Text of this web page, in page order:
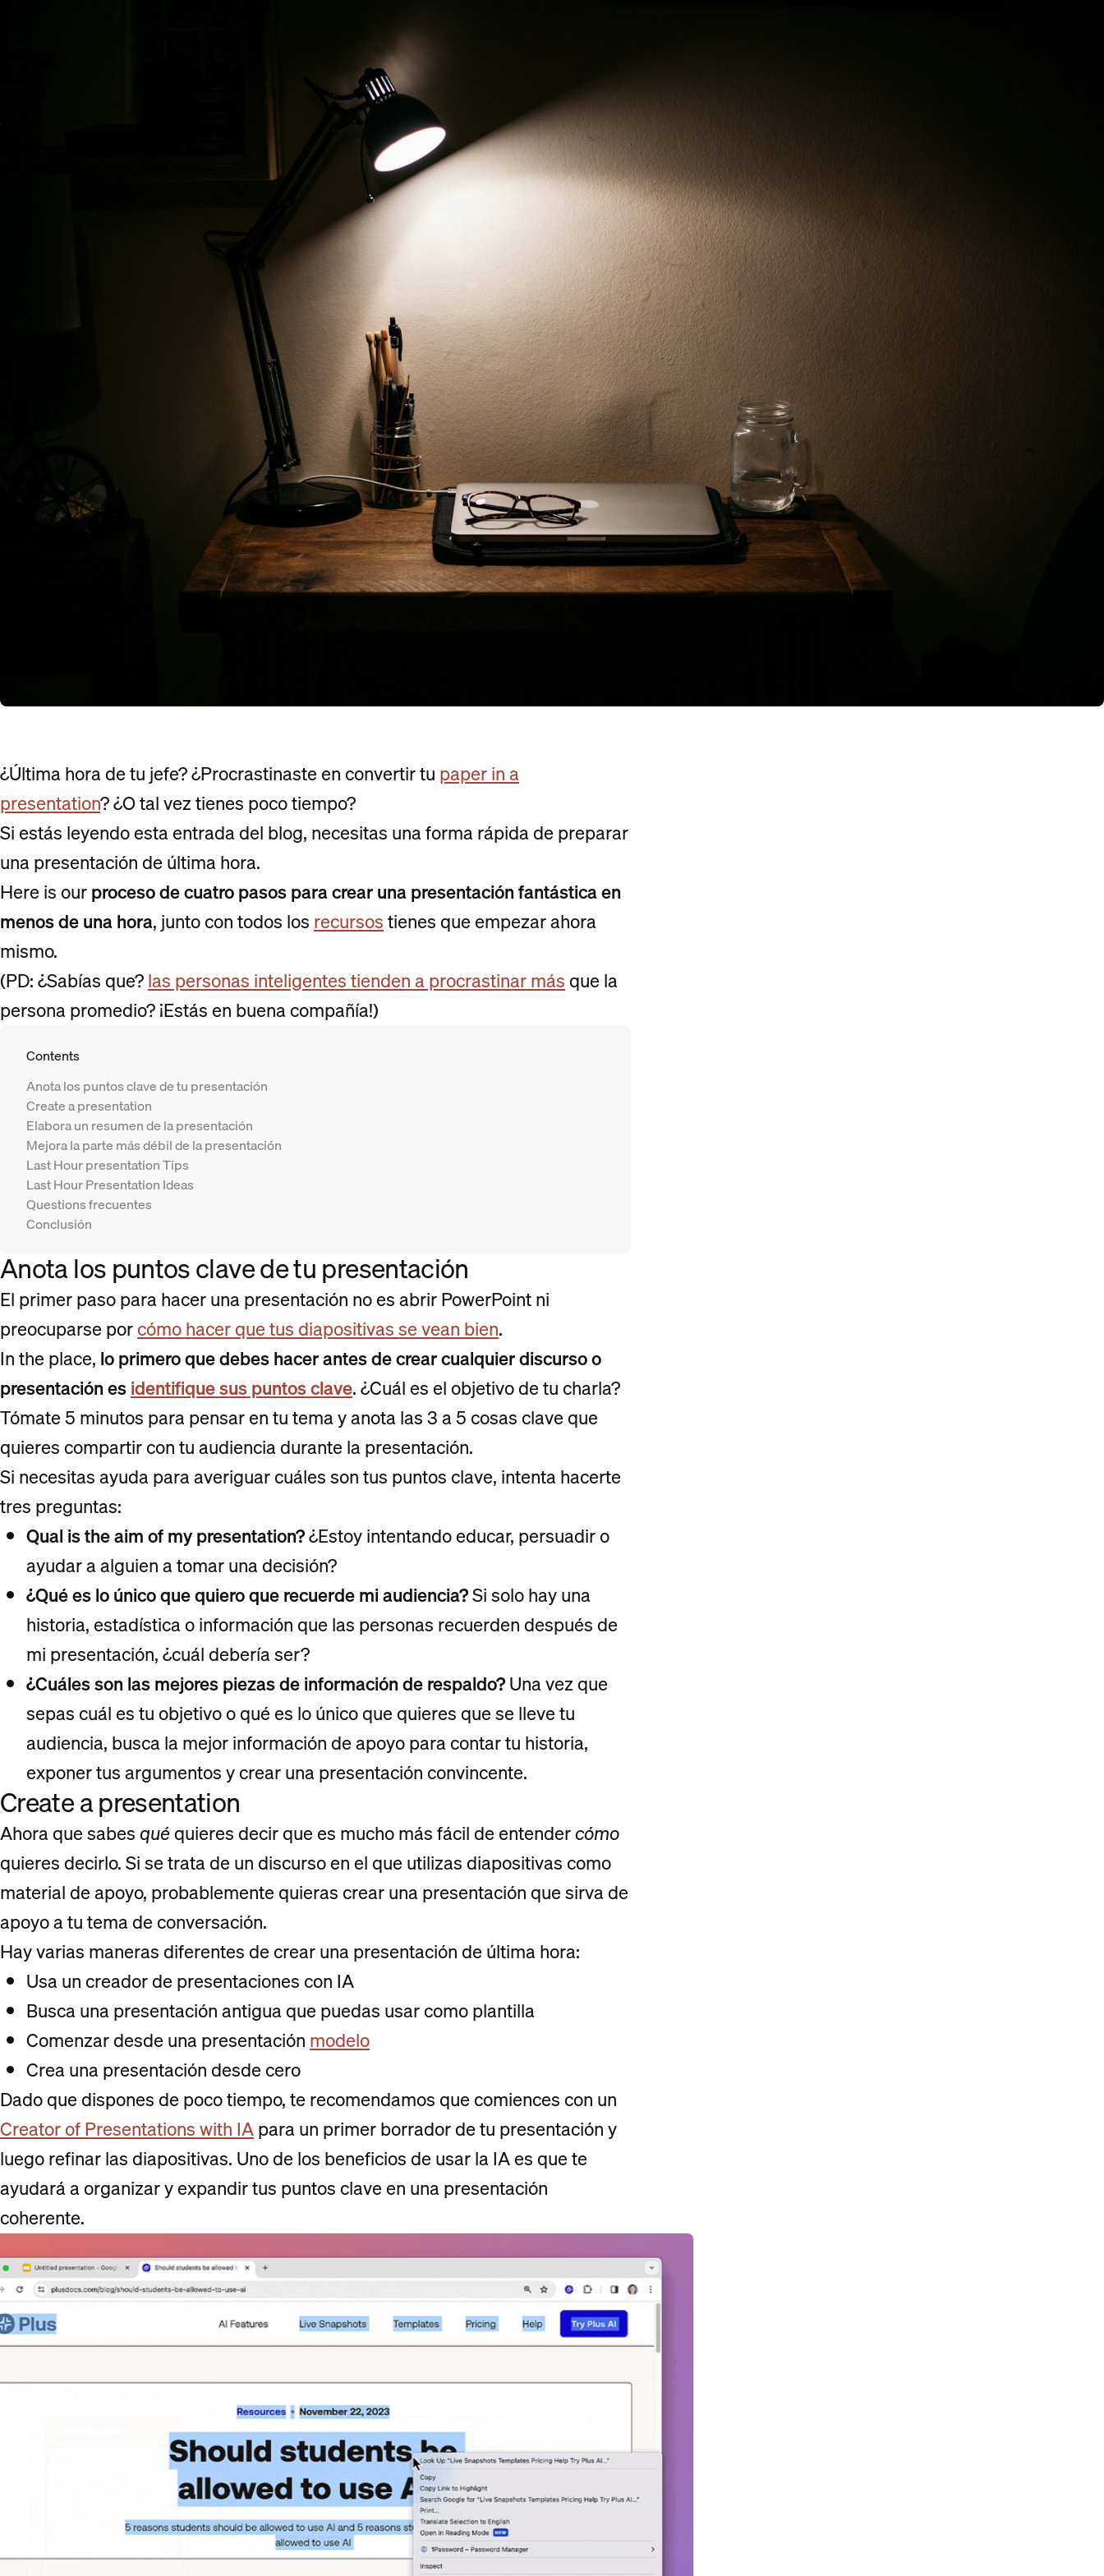
¿Última hora de tu jefe? ¿Procrastinaste en convertir tu paper in a
presentation? ¿O tal vez tienes poco tiempo?
Si estás leyendo esta entrada del blog, necesitas una forma rápida de preparar
una presentación de última hora.
Here is ourproceso de cuatro pasos para crear una presentación fantástica en
menos de una hora, junto con todos los recursostienes que empezar ahora
mismo.
(PD: ¿Sabías que?las personas inteligentes tienden a procrastinar más que la
persona promedio? ¡Estás en buena compañía!)
Contents
Anota los puntos clave de tu presentación
Create a presentation
Elabora un resumen de la presentación
Mejora la parte más débil de la presentación
Last Hour presentation Tips
Last Hour Presentation Ideas
Questions frecuentes
Conclusión
Anota los puntos clave de tu presentación
El primer paso para hacer una presentación no es abrir PowerPoint ni
preocuparse porcómo hacer que tus diapositivas se vean bien.
In the place, lo primero que debes hacer antes de crear cualquier discurso o
presentación esidentifique sus puntos clave. ¿Cuál es el objetivo de tu charla?
Tómate 5 minutos para pensar en tu tema y anota las 3 a 5 cosas clave que
quieres compartir con tu audiencia durante la presentación.
Si necesitas ayuda para averiguar cuáles son tus puntos clave, intenta hacerte
tres preguntas:
Qual is the aim of my presentation?¿Estoy intentando educar, persuadir o
ayudar a alguien a tomar una decisión?
¿Qué es lo único que quiero que recuerde mi audiencia?Si solo hay una
historia, estadística o información que las personas recuerden después de
mi presentación, ¿cuál debería ser?
¿Cuáles son las mejores piezas de información de respaldo?Una vez que
sepas cuál es tu objetivo o qué es lo único que quieres que se lleve tu
audiencia, busca la mejor información de apoyo para contar tu historia,
exponer tus argumentos y crear una presentación convincente.
Create a presentation
Ahora que sabesquéquieres decir que es mucho más fácil de entendercómo
quieres decirlo. Si se trata de un discurso en el que utilizas diapositivas como
material de apoyo, probablemente quieras crear una presentación que sirva de
apoyo a tu tema de conversación.
Hay varias maneras diferentes de crear una presentación de última hora:
Usa un creador de presentaciones con IA
Busca una presentación antigua que puedas usar como plantilla
Comenzar desde una presentación modelo
Crea una presentación desde cero
Dado que dispones de poco tiempo, te recomendamos que comiences con un
Creator of Presentations with IApara un primer borrador de tu presentación y
luego refinar las diapositivas. Uno de los beneficios de usar la IA es que te
ayudará a organizar y expandir tus puntos clave en una presentación
coherente.